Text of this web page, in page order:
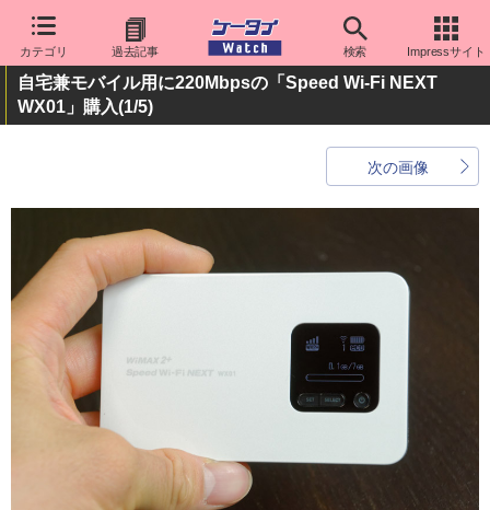
カテゴリ 過去記事 検索 Impressサイト
自宅兼モバイル用に220Mbpsの「Speed Wi-Fi NEXT
WX01」購入(1/5)
次の画像